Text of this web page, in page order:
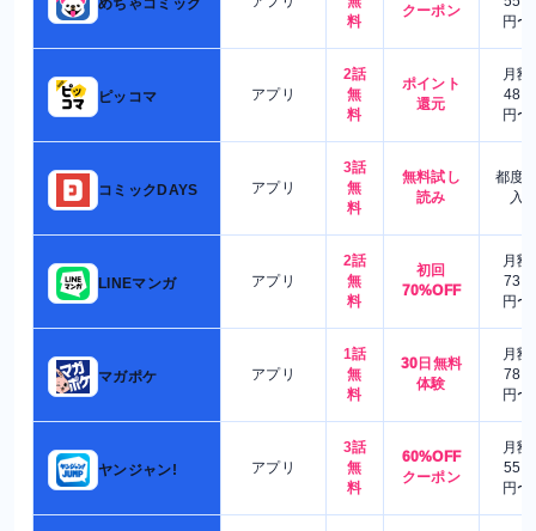
めちゃコミック
料
クーポン
円〜
ピッコマ アプリ
2話
無
料
ポイント
還元
月額
480
円〜
コミックDAYS アプリ
3話
無
料
無料試し
読み
都度
入
LINEマンガ アプリ
2話
無
料
初回
70%OFF
月額
730
円〜
マガポケ アプリ
1話
無
料
30日無料
体験
月額
780
円〜
ヤンジャン! アプリ
3話
無
料
60%OFF
クーポン
月額
550
円〜